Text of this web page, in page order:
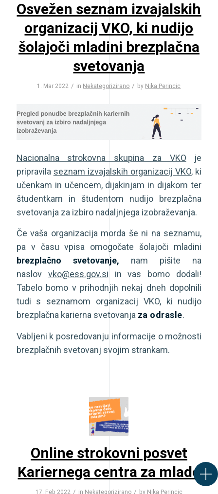
Osvežen seznam izvajalskih
organizacij VKO, ki nudijo
šolajoči mladini brezplačna
svetovanja
1. Mar 2022 / in Nekategorizirano / by Nika Perincic
Nacionalna strokovna skupina za VKO je
pripravila seznam izvajalskih organizacij VKO, ki
učenkam in učencem, dijakinjam in dijakom ter
študentkam in študentom nudijo brezplačna
svetovanja za izbiro nadaljnjega izobraževanja.
Če vaša organizacija morda še ni na seznamu,
pa v času vpisa omogočate šolajoči mladini
brezplačno svetovanje, nam pišite na
naslov vko@ess.gov.si in vas bomo dodali!
Tabelo bomo v prihodnjih nekaj dneh dopolnili
tudi s seznamom organizacij VKO, ki nudijo
brezplačna karierna svetovanja za odrasle.
Vabljeni k posredovanju informacije o možnosti
brezplačnih svetovanj svojim strankam.
Online strokovni posvet
Kariernega centra za mlade
17. Feb 2022 / in Nekategorizirano / by Nika Perincic